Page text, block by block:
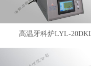
高温牙科炉LYL-